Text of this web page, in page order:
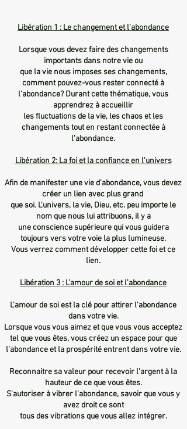
​Libération 1 : Le changement et l'abondance
Lorsque vous devez faire des changements
importants dans notre vie ou
que la vie nous imposes ses changements,
comment pouvez-vous rester connecté à
l'abondance? Durant cette thématique, vous
apprendrez à accueillir
les fluctuations de la vie, les chaos et les
changements tout en restant connectée à
l'abondance.
Libération 2: La foi et la confiance en l'univers
Afin de manifester une vie d'abondance, vous devez
créer un lien avec plus grand
que soi. L'univers, la vie, Dieu, etc. peu importe le
nom que nous lui attribuons, il y a
une conscience supérieure qui vous guidera
toujours vers votre voie la plus lumineuse.
Vous verrez comment développer cette foi et ce
lien.
Libération 3 : L'amour de soi et l'abondance
L'amour de soi est la clé pour attirer l'abondance
dans votre vie.
Lorsque vous vous aimez et que vous vous acceptez
tel que vous êtes, vous créez un espace pour que
l'abondance et la prospérité entrent dans votre vie.
Reconnaitre sa valeur pour recevoir l'argent à la
hauteur de ce que vous êtes.
S'autoriser à vibrer l'abondance, savoir que vous y
avez droit ce sont
tous des vibrations que vous allez intégrer.